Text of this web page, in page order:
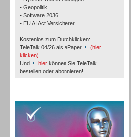
• Geopolitik
• Software 2036
• EU AI Act Versicherer
Kostenlos zum Durchklicken:
TeleTalk 04/26 als ePaper
(hier
klicken)
Und
hier können Sie TeleTalk
bestellen oder abonnieren!
Workforce-Management